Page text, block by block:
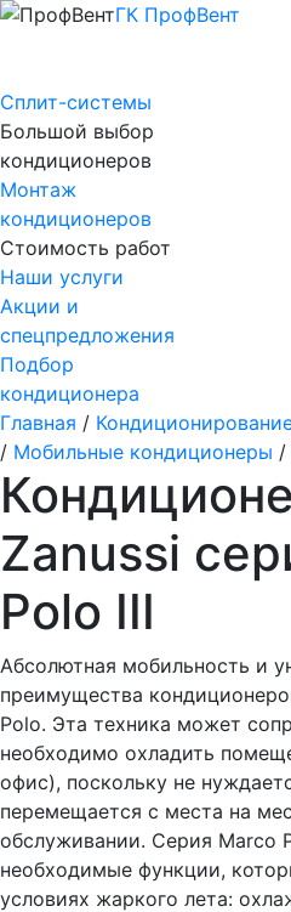
ГК ПрофВент
Сплит-системы
Большой выбор
кондиционеров
Монтаж
кондиционеров
Стоимость работ
Наши услуги
Акции и
спецпредложения
Подбор
кондиционера
Главная /
/ Мобильные кондиционеры /
Zanussi
Polo III
Абсолютная мобильность и
преимущества
Polo. Эта техника может
необходимо охладить
офис), поскольку не
перемещается с места на
обслуживании. Серия Marco
необходимые функции,
условиях жаркого лета: